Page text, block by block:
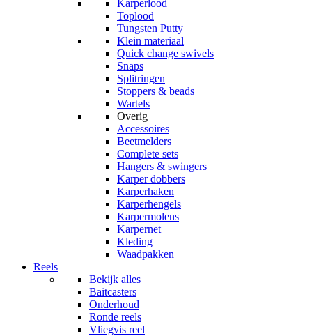
Karperlood
Toplood
Tungsten Putty
Klein materiaal
Quick change swivels
Snaps
Splitringen
Stoppers & beads
Wartels
Overig
Accessoires
Beetmelders
Complete sets
Hangers & swingers
Karper dobbers
Karperhaken
Karperhengels
Karpermolens
Karpernet
Kleding
Waadpakken
Reels
Bekijk alles
Baitcasters
Onderhoud
Ronde reels
Vliegvis reel